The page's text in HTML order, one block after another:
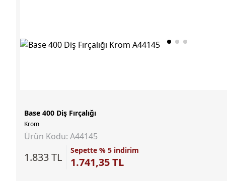
Base 400 Diş Fırçalığı
Krom
Ürün Kodu: A44145
1.833 TL
Sepette % 5 indirim
1.741,35 TL